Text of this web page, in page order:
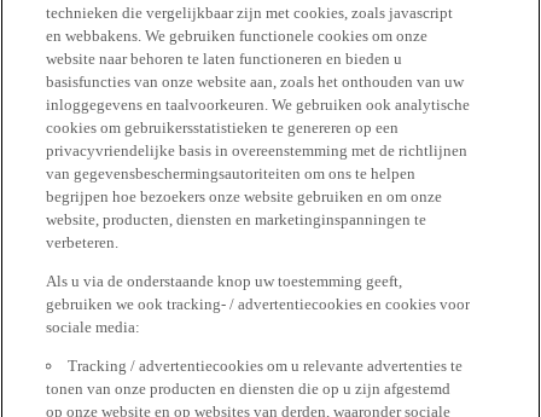
technieken die vergelijkbaar zijn met cookies, zoals javascript
en webbakens. We gebruiken functionele cookies om onze
website naar behoren te laten functioneren en bieden u
basisfuncties van onze website aan, zoals het onthouden van uw
inloggegevens en taalvoorkeuren. We gebruiken ook analytische
cookies om gebruikersstatistieken te genereren op een
privacyvriendelijke basis in overeenstemming met de richtlijnen
van gegevensbeschermingsautoriteiten om ons te helpen
begrijpen hoe bezoekers onze website gebruiken en om onze
website, producten, diensten en marketinginspanningen te
verbeteren.
Als u via de onderstaande knop uw toestemming geeft,
gebruiken we ook tracking- / advertentiecookies en cookies voor
sociale media:
Tracking / advertentiecookies om u relevante advertenties te
tonen van onze producten en diensten die op u zijn afgestemd
op onze website en op websites van derden, waaronder sociale